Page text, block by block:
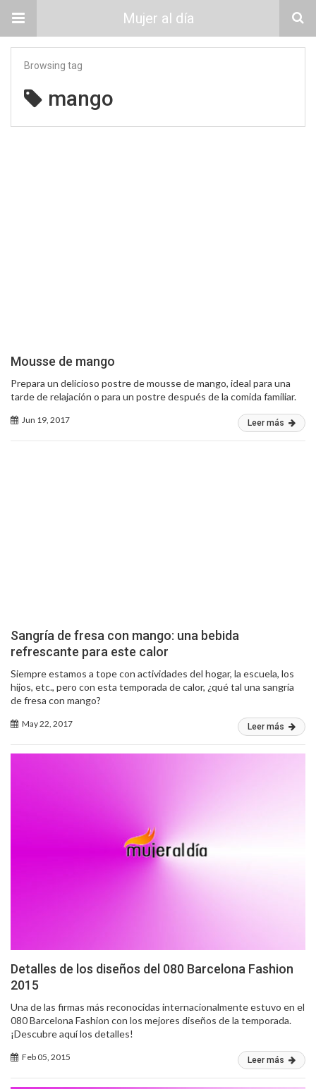
Mujer al día
Browsing tag
mango
Mousse de mango
Prepara un delicioso postre de mousse de mango, ideal para una
tarde de relajación o para un postre después de la comida familiar.
Jun 19, 2017 Leer más
Sangría de fresa con mango: una bebida
refrescante para este calor
Siempre estamos a tope con actividades del hogar, la escuela, los
hijos, etc., pero con esta temporada de calor, ¿qué tal una sangría
de fresa con mango?
May 22, 2017 Leer más
Detalles de los diseños del 080 Barcelona Fashion
2015
Una de las firmas más reconocidas internacionalmente estuvo en el
080 Barcelona Fashion con los mejores diseños de la temporada.
¡Descubre aquí los detalles!
Feb 05, 2015 Leer más